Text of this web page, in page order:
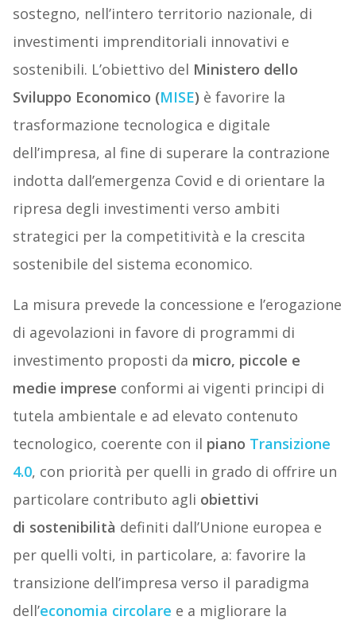
sostegno, nell’intero territorio nazionale, di
investimenti imprenditoriali innovativi e
sostenibili. L’obiettivo del Ministero dello
Sviluppo Economico (MISE) è favorire la
trasformazione tecnologica e digitale
dell’impresa, al fine di superare la contrazione
indotta dall’emergenza Covid e di orientare la
ripresa degli investimenti verso ambiti
strategici per la competitività e la crescita
sostenibile del sistema economico.
La misura prevede la concessione e l’erogazione
di agevolazioni in favore di programmi di
investimento proposti da micro, piccole e
medie imprese conformi ai vigenti principi di
tutela ambientale e ad elevato contenuto
tecnologico, coerente con il piano Transizione
4.0, con priorità per quelli in grado di offrire un
particolare contributo agli obiettivi
di sostenibilità definiti dall’Unione europea e
per quelli volti, in particolare, a: favorire la
transizione dell’impresa verso il paradigma
dell’economia circolare e a migliorare la